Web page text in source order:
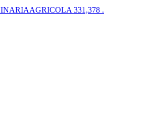
331,378 .